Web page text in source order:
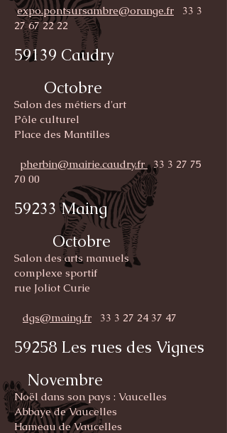
expo.pontsursambre@orange.fr
33 3
27 67 22 22
59139 Caudry
Octobre
Salon des métiers d'art
Pôle culturel
Place des Mantilles
pherbin@mairie.caudry.fr 33 3 27 75
70 00
59233 Maing
Octobre
Salon des arts manuels
complexe sportif
rue Joliot Curie
dgs@maing.fr 33 3 27 24 37 47
59258 Les rues des Vignes
Novembre
Noël dans son pays : Vaucelles
Abbaye de Vaucelles
Hameau de Vaucelles